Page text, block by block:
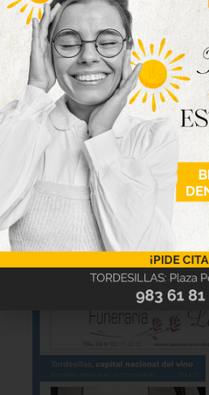
Nueva
disponible
Hazte ya con la trigésimo
la revista Tordesillas al
imagen para verla online.